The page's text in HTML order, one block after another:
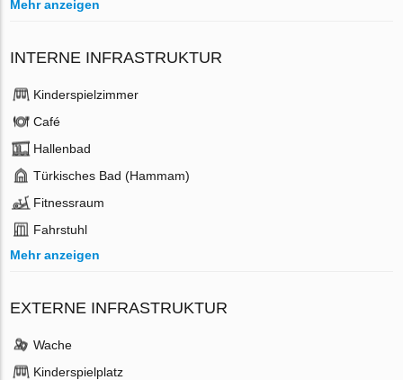
Mehr anzeigen
INTERNE INFRASTRUKTUR
Kinderspielzimmer
Café
Hallenbad
Türkisches Bad (Hammam)
Fitnessraum
Fahrstuhl
Mehr anzeigen
EXTERNE INFRASTRUKTUR
Wache
Kinderspielplatz